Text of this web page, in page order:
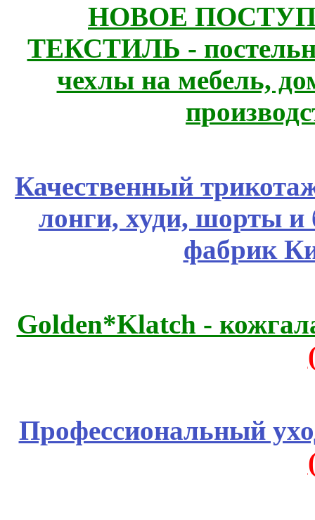
НОВОЕ
ТЕКСТИЛЬ -
чехлы на мебель,
Качественный
лонги, худи, шорты
фабрик
Golden*Klatch -
Профессиональный